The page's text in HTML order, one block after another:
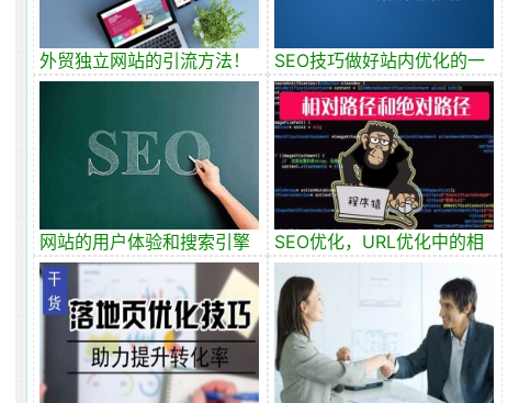
外贸独立网站的引流方法！
SEO技巧做好站内优化的一
些基本功
网站的用户体验和搜索引擎
那个更重要？
SEO优化，URL优化中的相
对路径和绝对路径